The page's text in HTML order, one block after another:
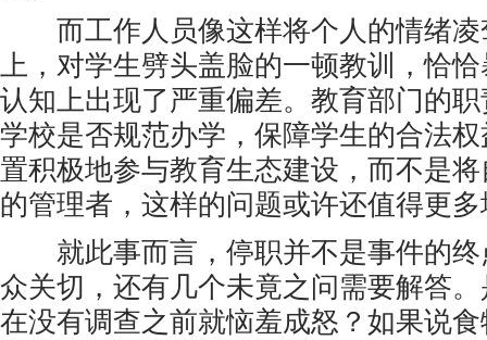
而工作人员像这样将个人的情绪凌
上，对学生劈头盖脸的一顿教训，恰
认知上出现了严重偏差。教育部门的
学校是否规范办学，保障学生的合法
置积极地参与教育生态建设，而不是
的管理者，这样的问题或许还值得更
就此事而言，停职并不是事件的终
众关切，还有几个未竟之问需要解答
在没有调查之前就恼羞成怒？如果说